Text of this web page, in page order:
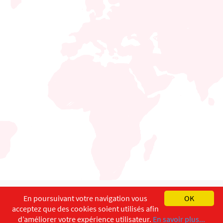
English Français
Copyright ©ISEC-AdW Impressum
OK
En poursuivant votre navigation vous
acceptez que des cookies soient utilisés afin
d’améliorer votre expérience utilisateur. En savoir plus...